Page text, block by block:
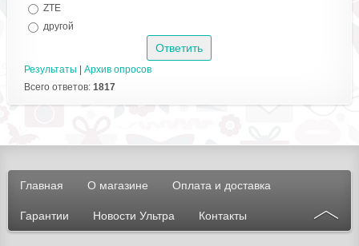
ZTE
другой
Результаты
Архив опросов
Всего ответов: 1817
Главная О магазине Оплата и доставка
Гарантии Новости Ультра Контакты